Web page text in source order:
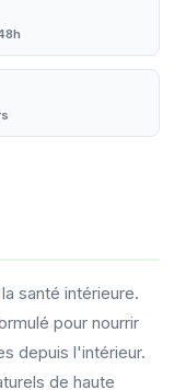
santé intérieure.
pour nourrir
depuis l'intérieur.
de haute